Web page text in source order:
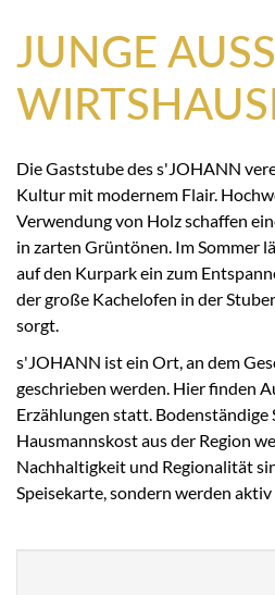
JUNGE
Die Gaststube des s'JOHANN
Kultur mit modernem Flair.
Verwendung von Holz schaffen
in zarten Grüntönen. Im Sommer
auf den Kurpark ein zum
der große Kachelofen in der
sorgt.
s'JOHANN ist ein Ort, an dem
geschrieben werden. Hier finden
Erzählungen statt. Bodenständige
Hausmannskost aus der Region
Nachhaltigkeit und Regionalität
Speisekarte, sondern werden aktiv